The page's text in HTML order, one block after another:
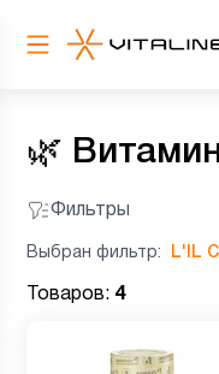
🌿
Фильтры
Выбран фильтр: L'IL
Товаров: 4